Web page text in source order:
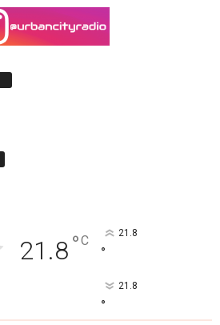
21.8°C 21.8
°
21.8
°